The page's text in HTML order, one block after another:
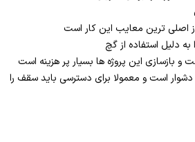
اصلی ترین معایب این کار است
به دلیل استفاده از گچ
بازسازی این پروژه ها بسیار پر هزینه است
است و معمولا برای دسترسی باید سقف را